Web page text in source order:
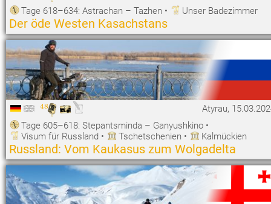
Tage 618–634: Astrachan – Tazhen • Unser Badezimmer
Der öde Westen Kasachstans
48
Atyrau,
Tage 605–618: Stepantsminda – Ganyushkino •
Visum für Russland • Tschetschenien • Kalmückien
Russland: Vom Kaukasus zum Wolgadelta